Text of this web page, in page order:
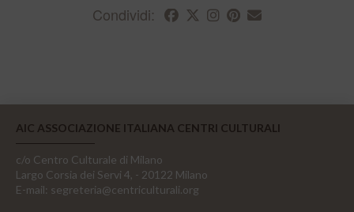
Condividi:
AIC ASSOCIAZIONE ITALIANA CENTRI CULTURALI
c/o Centro Culturale di Milano
Largo Corsia dei Servi 4, - 20122 Milano
E-mail: segreteria@centriculturali.org